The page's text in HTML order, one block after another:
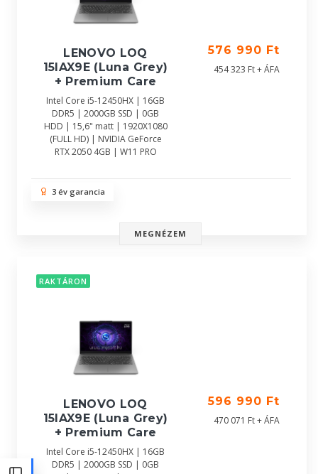
LENOVO LOQ
15IAX9E (Luna Grey)
+ Premium Care
Intel Core i5-12450HX | 16GB
DDR5 | 2000GB SSD | 0GB
HDD | 15,6" matt | 1920X1080
(FULL HD) | NVIDIA GeForce
RTX 2050 4GB | W11 PRO
576 990 Ft
454 323 Ft + ÁFA
3 év garancia
MEGNÉZEM
RAKTÁRON
LENOVO LOQ
15IAX9E (Luna Grey)
+ Premium Care
Intel Core i5-12450HX | 16GB
DDR5 | 2000GB SSD | 0GB
596 990 Ft
470 071 Ft + ÁFA